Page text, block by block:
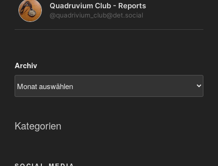
Quadruvium Club - Reports
@quadrivium_club@det.social
Archiv
Kategorien